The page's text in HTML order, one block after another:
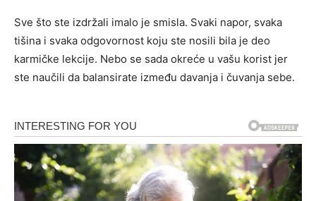
Sve što ste izdržali imalo je smisla. Svaki napor, svaka
tišina i svaka odgovornost koju ste nosili bila je deo
karmičke lekcije. Nebo se sada okreće u vašu korist jer
ste naučili da balansirate između davanja i čuvanja sebe.